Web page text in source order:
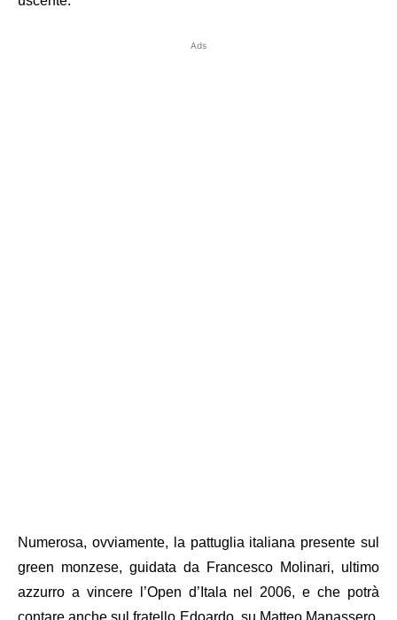
Ads
Numerosa, ovviamente, la pattuglia italiana presente sul
green monzese, guidata da Francesco Molinari, ultimo
azzurro a vincere l’Open d’Itala nel 2006, e che potrà
contare anche sul fratello Edoardo, su Matteo Manassero,